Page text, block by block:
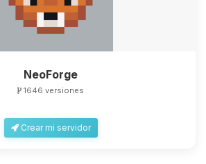
NeoForge
1646 versiones
Crear mi servidor